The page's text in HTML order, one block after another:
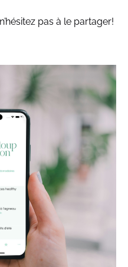
pas à le partager!